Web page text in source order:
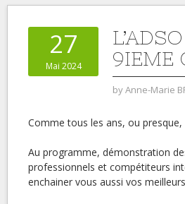
27
Mai 2024
9IEME
byAnne-Marie
Comme tous les ans, ou presque,
Au programme, démonstration
professionnels et compétiteurs
enchainer vous aussi vos